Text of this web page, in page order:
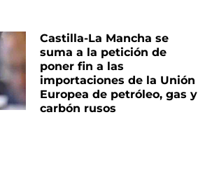
Castilla-La Mancha se
suma a la petición de
poner fin a las
importaciones de la Unión
Europea de petróleo, gas y
carbón rusos